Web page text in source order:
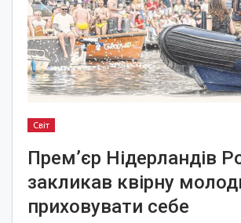
Світ
Прем’єр Нідерландів
закликав квірну
приховувати себе